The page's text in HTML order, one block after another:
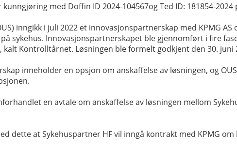
med Doffin ID 2024-104567og Ted ID: 181854-
inngikk i juli 2022 et innovasjonspartnerskap med KPMG
sykehus. Innovasjonspartnerskapet ble gjennomført i fire
Kontrolltårnet. Løsningen ble formelt godkjent den 30. juni
inneholder en opsjon om anskaffelse av løsningen, og
en avtale om anskaffelse av løsningen mellom
dette at Sykehuspartner HF vil inngå kontrakt med KPMG om